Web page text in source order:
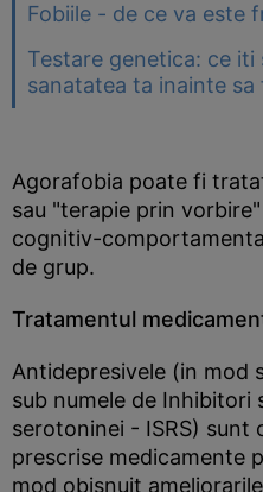
Fobiile - de ce va este
Testare genetica: ce iti
sanatatea ta inainte sa
Agorafobia poate fi
sau "terapie prin
cognitiv-
de grup.
Tratamentul
Antidepresivele (in mod
sub numele de Inhibitori
serotoninei - ISRS) sunt
prescrise medicamente
mod obisnuit